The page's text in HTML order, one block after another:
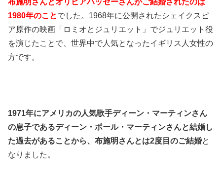
布施明さんとオリビアハッセーさんがご結婚されたのは
1980年のことでした。1968年に公開されたシェイクスピ
ア原作の映画「ロミオとジュリエット」でジュリエット役
を演じたことで、世界中で人気となったイギリス人女性の
方です。
1971年にアメリカの人気歌手ディーン・マーティンさん
の息子であるディーン・ポール・マーティンさんと結婚し
た過去があることから、布施明さんとは2度目のご結婚と
なりました。